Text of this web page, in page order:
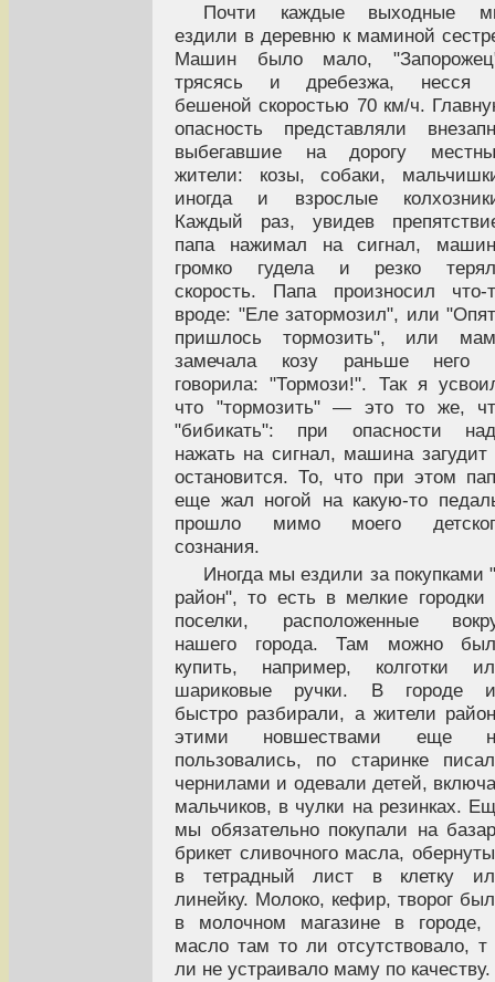
Почти каждые выходные
ездили в деревню к маминой
Машин было мало,
трясясь и дребезжа, несся
бешеной скоростью 70 км/ч.
опасность представляли
выбегавшие на дорогу
жители: козы, собаки,
иногда и взрослые
Каждый раз, увидев
папа нажимал на сигнал,
громко гудела и резко
скорость. Папа произносил что-
вроде: "Еле затормозил", или
пришлось тормозить", или
замечала козу раньше него
говорила: "Тормози!". Так я
что "тормозить" — это то же,
"бибикать": при опасности
нажать на сигнал, машина загудит
остановится. То, что при этом
еще жал ногой на какую-то
прошло мимо моего
сознания.
Иногда мы ездили за покупками
район", то есть в мелкие городки
поселки, расположенные
нашего города. Там можно
купить, например, колготки
шариковые ручки. В городе
быстро разбирали, а жители
этими новшествами еще
пользовались, по старинке
чернилами и одевали детей,
мальчиков, в чулки на резинках.
мы обязательно покупали на
брикет сливочного масла,
в тетрадный лист в клетку
линейку. Молоко, кефир, творог
в молочном магазине в городе,
масло там то ли отсутствовало, т
ли не устраивало маму по качеству.